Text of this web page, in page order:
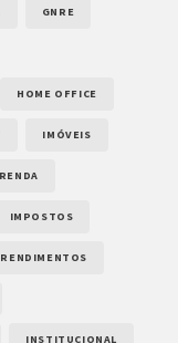
GNRE
HOME OFFICE
IMÓVEIS
IMPOSTOS
INSTITUCIONAL